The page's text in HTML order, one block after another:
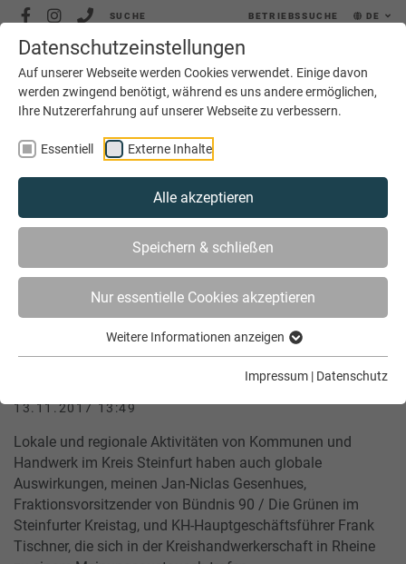
Datenschutzeinstellungen
Auf unserer Webseite werden Cookies verwendet. Einige davon
werden zwingend benötigt, während es uns andere ermöglichen,
Ihre Nutzererfahrung auf unserer Webseite zu verbessern.
Essentiell Externe Inhalte
Alle akzeptieren
Speichern & schließen
Nur essentielle Cookies akzeptieren
Weitere Informationen anzeigen
Impressum | Datenschutz
SUCHE BETRIEBSSUCHE DE
MENÜ
AKTUELLES
GLOBAL, LOKAL UND GAR NICHT EGAL!
Global, lokal und gar nicht egal!
13.11.2017 13:49
Lokale und regionale Aktivitäten von Kommunen und
Handwerk im Kreis Steinfurt haben auch globale
Auswirkungen, meinen Jan-Niclas Gesenhues,
Fraktionsvorsitzender von Bündnis 90 / Die Grünen im
Steinfurter Kreistag, und KH-Hauptgeschäftsführer Frank
Tischner, die sich in der Kreishandwerkerschaft in Rheine